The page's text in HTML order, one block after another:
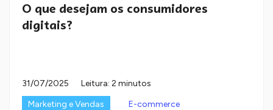
O que desejam os consumidores
digitais?
31/07/2025
Leitura: 2 minutos
Marketing e Vendas
E-commerce